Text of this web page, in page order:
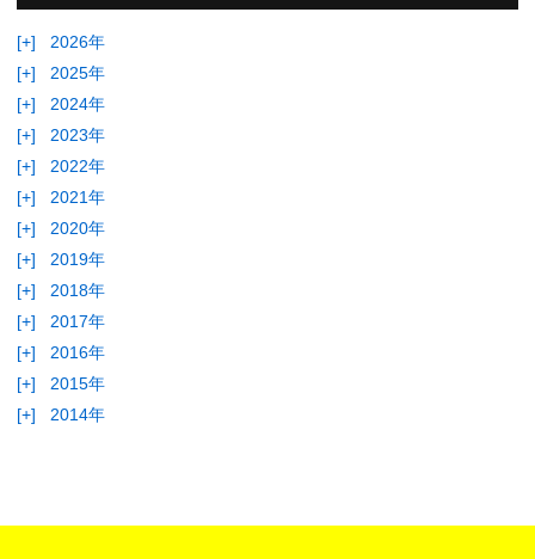
[+]
2026年
[+]
2025年
[+]
2024年
[+]
2023年
[+]
2022年
[+]
2021年
[+]
2020年
[+]
2019年
[+]
2018年
[+]
2017年
[+]
2016年
[+]
2015年
[+]
2014年